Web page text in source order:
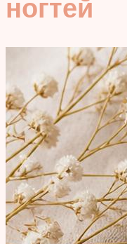
ногтей